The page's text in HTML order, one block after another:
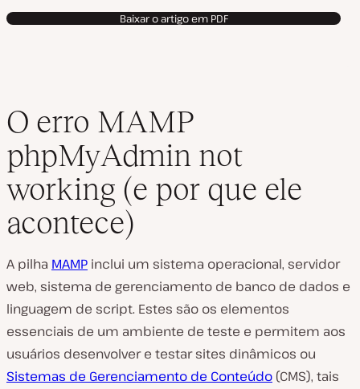
Baixar o artigo em PDF
O erro MAMP
phpMyAdmin not
working (e por que ele
acontece)
A pilha MAMP inclui um sistema operacional, servidor
web, sistema de gerenciamento de banco de dados e
linguagem de script. Estes são os elementos
essenciais de um ambiente de teste e permitem aos
usuários desenvolver e testar sites dinâmicos ou
Sistemas de Gerenciamento de Conteúdo (CMS), tais